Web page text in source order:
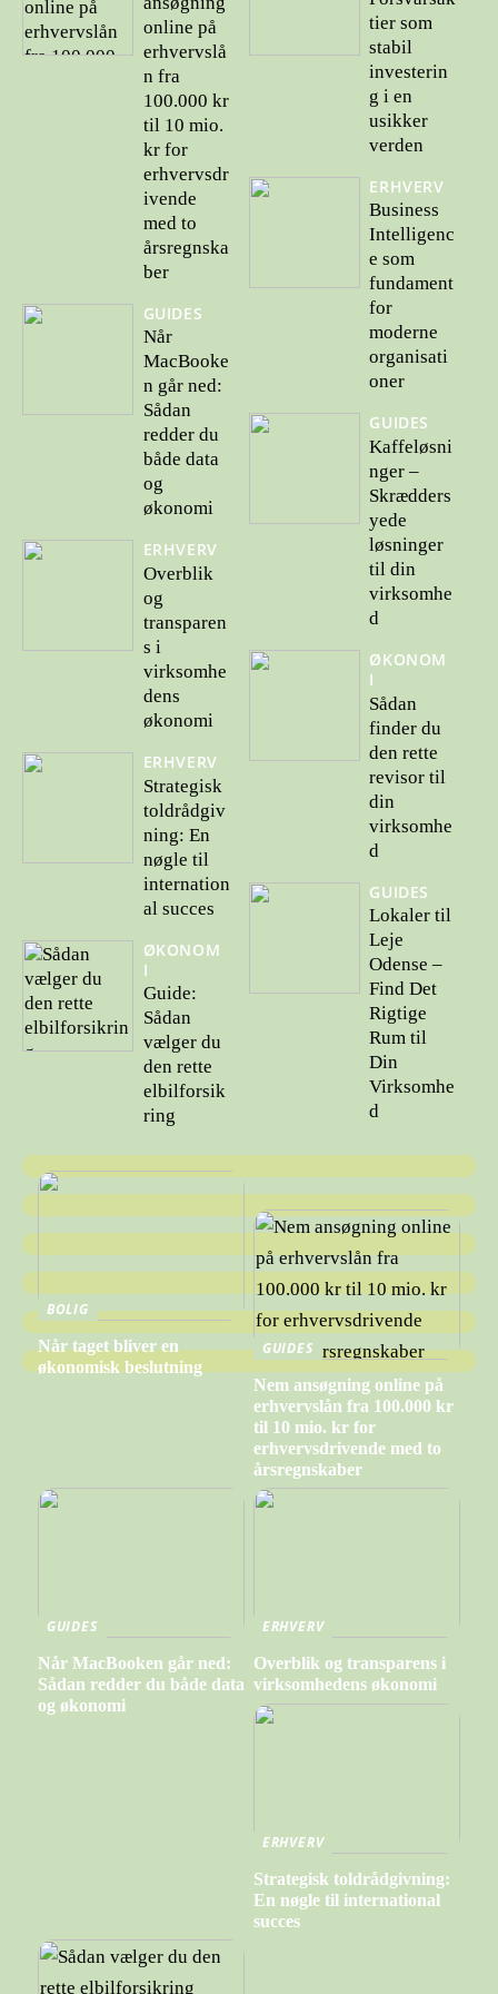
online på
erhvervslå
n fra
100.000 kr
til 10 mio.
kr for
erhvervsdr
ivende
med to
årsregnska
ber
GUIDES
Når
MacBooke
n går ned:
Sådan
redder du
både data
og
økonomi
ERHVERV
Overblik
og
transparen
s i
virksomhe
dens
økonomi
ERHVERV
Strategisk
toldrådgiv
ning: En
nøgle til
internation
al succes
ØKONOM
I
Guide:
Sådan
vælger du
den rette
elbilforsik
ring
tier som
stabil
investerin
g i en
usikker
verden
ERHVERV
Business
Intelligenc
e som
fundament
for
moderne
organisati
oner
GUIDES
Kaffeløsni
nger –
Skrædders
yede
løsninger
til din
virksomhe
d
ØKONOM
I
Sådan
finder du
den rette
revisor til
din
virksomhe
d
GUIDES
Lokaler til
Leje
Odense –
Find Det
Rigtige
Rum til
Din
Virksomhe
d
BOLIG
Når taget bliver en
økonomisk beslutning
GUIDES
Nem ansøgning online på
erhvervslån fra 100.000 kr
til 10 mio. kr for
erhvervsdrivende med to
årsregnskaber
GUIDES
Når MacBooken går ned:
Sådan redder du både data
og økonomi
ERHVERV
Overblik og transparens i
virksomhedens økonomi
ERHVERV
Strategisk toldrådgivning:
En nøgle til international
succes